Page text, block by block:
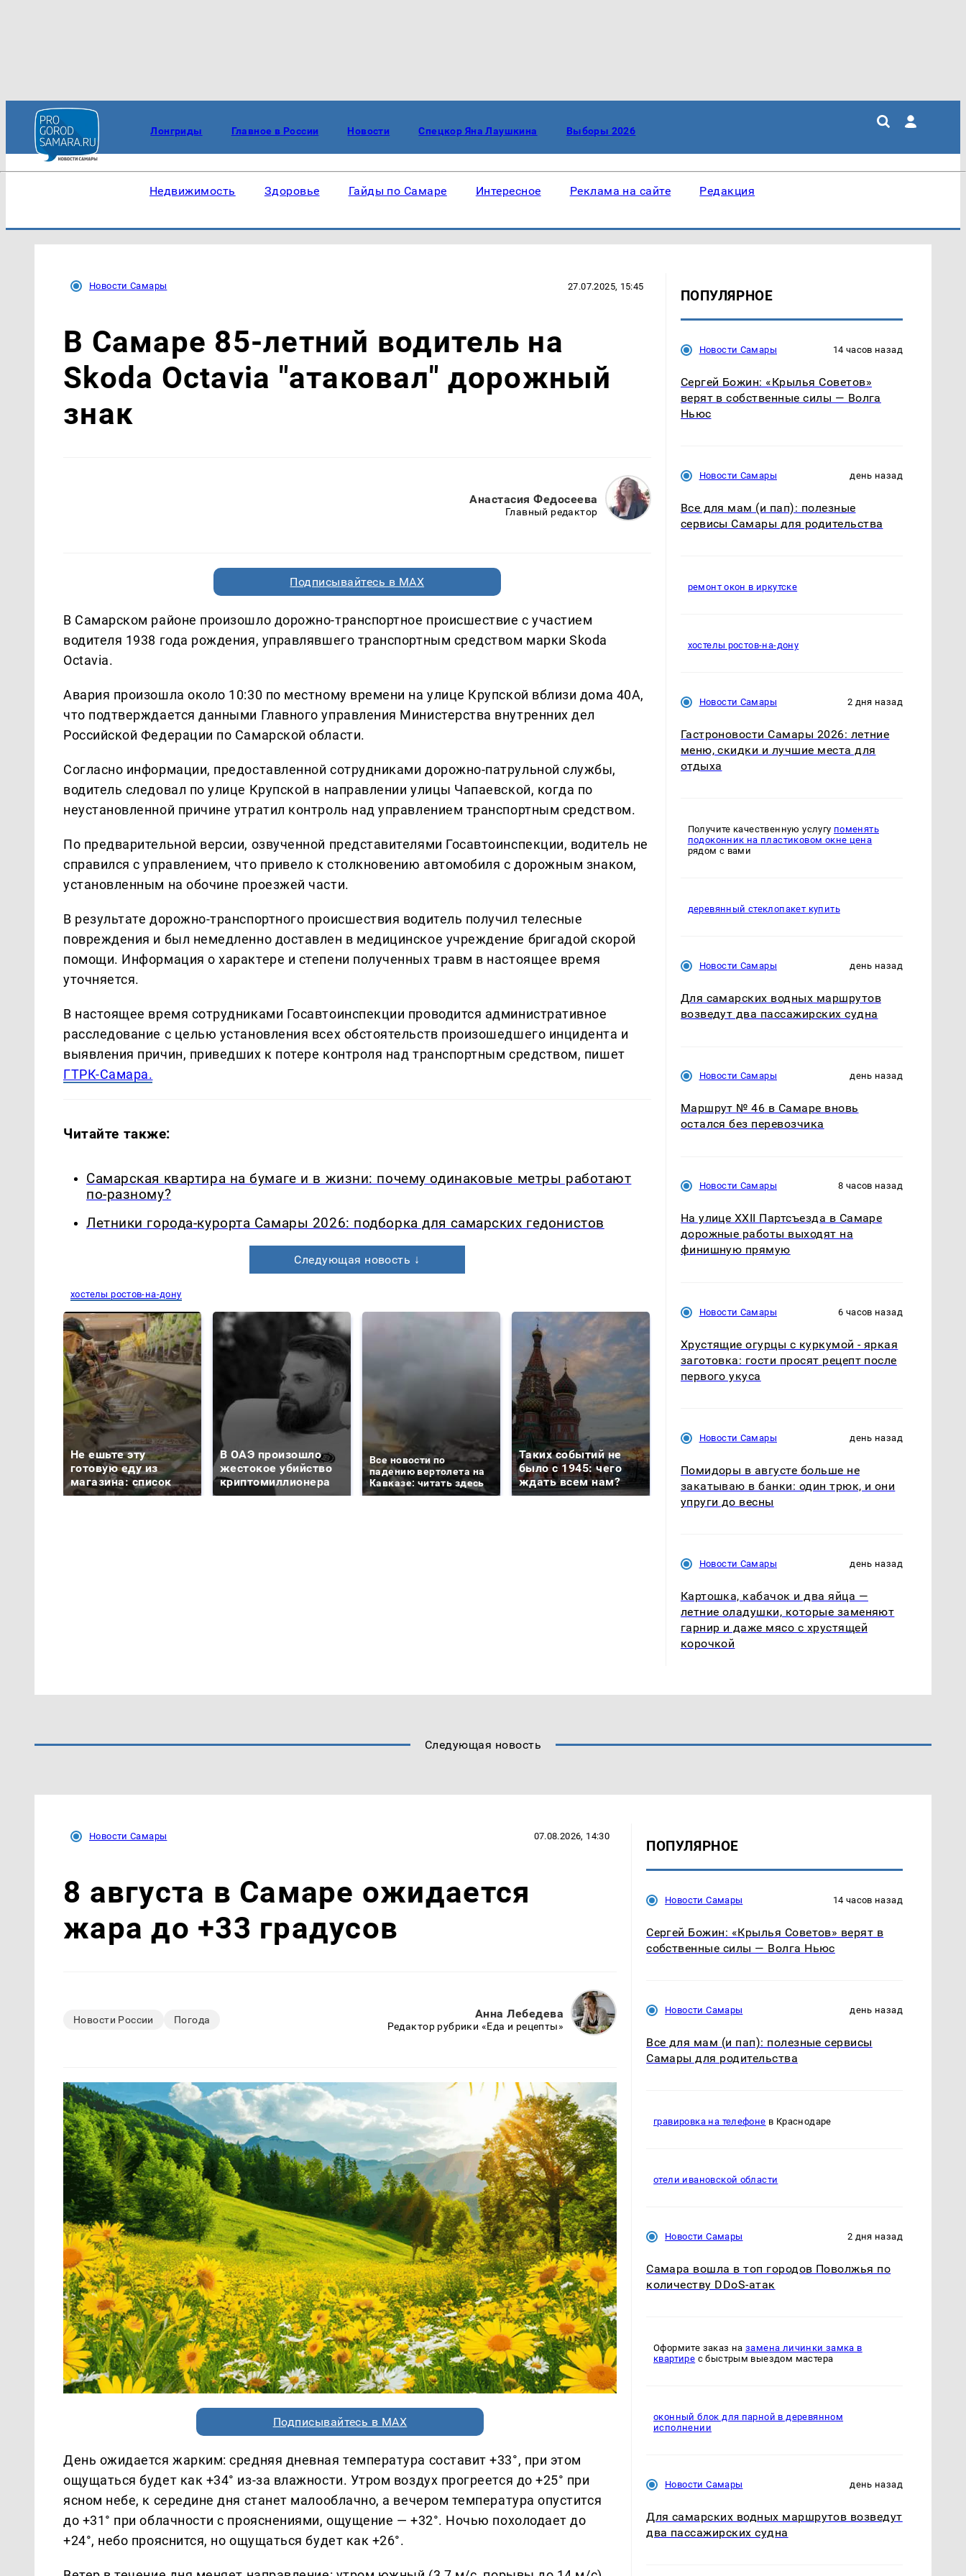
Лонгриды Главное в России Новости Спецкор Яна Лаушкина Выборы 2026
Недвижимость Здоровье Гайды по Самаре Интересное Реклама на сайте Редакция
Новости Самары 27.07.2025, 15:45
В Самаре 85-летний водитель на
Skoda Octavia "атаковал" дорожный
знак
Анастасия Федосеева
Главный редактор
Подписывайтесь в MAX
В Самарском районе произошло дорожно-транспортное происшествие с участием
водителя 1938 года рождения, управлявшего транспортным средством марки Skoda
Octavia.
Авария произошла около 10:30 по местному времени на улице Крупской вблизи дома 40А,
что подтверждается данными Главного управления Министерства внутренних дел
Российской Федерации по Самарской области.
Согласно информации, предоставленной сотрудниками дорожно-патрульной службы,
водитель следовал по улице Крупской в направлении улицы Чапаевской, когда по
неустановленной причине утратил контроль над управлением транспортным средством.
По предварительной версии, озвученной представителями Госавтоинспекции, водитель не
справился с управлением, что привело к столкновению автомобиля с дорожным знаком,
установленным на обочине проезжей части.
В результате дорожно-транспортного происшествия водитель получил телесные
повреждения и был немедленно доставлен в медицинское учреждение бригадой скорой
помощи. Информация о характере и степени полученных травм в настоящее время
уточняется.
В настоящее время сотрудниками Госавтоинспекции проводится административное
расследование с целью установления всех обстоятельств произошедшего инцидента и
выявления причин, приведших к потере контроля над транспортным средством, пишет
ГТРК-Самара.
Читайте также:
Самарская квартира на бумаге и в жизни: почему одинаковые метры работают
по-разному?
Летники города-курорта Самары 2026: подборка для самарских гедонистов
Следующая новость ↓
хостелы ростов-на-дону
Не ешьте эту
готовую еду из
магазина: список
В ОАЭ произошло
жестокое убийство
криптомиллионера
Все новости по
падению вертолета на
Кавказе: читать здесь
Таких событий не
было с 1945: чего
ждать всем нам?
ажиотаж из-за этого
продукта: что купить?
СМИ: В Химках на
машину напали и
подожгли.
ПОПУЛЯРНОЕ
Новости Самары 14 часов назад
Сергей Божин: «Крылья Советов»
верят в собственные силы — Волга
Ньюс
Новости Самары день назад
Все для мам (и пап): полезные
сервисы Самары для родительства
ремонт окон в иркутске
хостелы ростов-на-дону
Новости Самары 2 дня назад
Гастроновости Самары 2026: летние
меню, скидки и лучшие места для
отдыха
Получите качественную услугу поменять
подоконник на пластиковом окне цена
рядом с вами
деревянный стеклопакет купить
Новости Самары день назад
Для самарских водных маршрутов
возведут два пассажирских судна
Новости Самары день назад
Маршрут № 46 в Самаре вновь
остался без перевозчика
Новости Самары 8 часов назад
На улице XXII Партсъезда в Самаре
дорожные работы выходят на
финишную прямую
Новости Самары 6 часов назад
Хрустящие огурцы с куркумой - яркая
заготовка: гости просят рецепт после
первого укуса
Новости Самары день назад
Помидоры в августе больше не
закатываю в банки: один трюк, и они
упруги до весны
Новости Самары день назад
Картошка, кабачок и два яйца —
летние оладушки, которые заменяют
гарнир и даже мясо с хрустящей
корочкой
Следующая новость
Новости Самары 07.08.2026, 14:30
8 августа в Самаре ожидается
жара до +33 градусов
Новости России Погода Анна Лебедева
Редактор рубрики «Еда и рецепты»
Подписывайтесь в MAX
День ожидается жарким: средняя дневная температура составит +33°, при этом
ощущаться будет как +34° из-за влажности. Утром воздух прогреется до +25° при
ясном небе, к середине дня станет малооблачно, а вечером температура опустится
до +31° при облачности с прояснениями, ощущение — +32°. Ночью похолодает до
+24°, небо прояснится, но ощущаться будет как +26°.
ПОПУЛЯРНОЕ
Новости Самары 14 часов назад
Сергей Божин: «Крылья Советов» верят в
собственные силы — Волга Ньюс
Новости Самары день назад
Все для мам (и пап): полезные сервисы
Самары для родительства
гравировка на телефоне в Краснодаре
отели ивановской области
Новости Самары 2 дня назад
Самара вошла в топ городов Поволжья по
количеству DDoS-атак
Оформите заказ назамена личинки замка в
квартире с быстрым выездом мастера
оконный блок для парной в деревянном
исполнении
Новости Самары день назад
Для самарских водных маршрутов возведут
два пассажирских судна